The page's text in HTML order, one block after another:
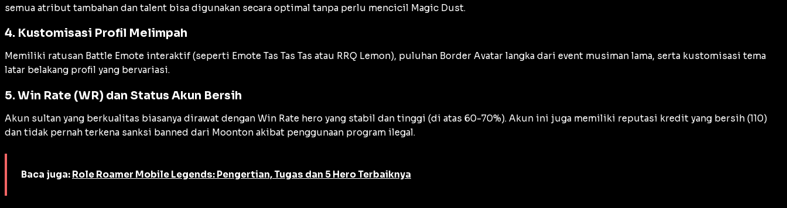
semua atribut tambahan dan talent bisa digunakan secara optimal tanpa perlu mencicil Magic Dust.
4. Kustomisasi Profil Melimpah
Memiliki ratusan Battle Emote interaktif (seperti Emote Tas Tas Tas atau RRQ Lemon), puluhan Border Avatar langka dari event musiman lama, serta kustomisasi tema
latar belakang profil yang bervariasi.
5. Win Rate (WR) dan Status Akun Bersih
Akun sultan yang berkualitas biasanya dirawat dengan Win Rate hero yang stabil dan tinggi (di atas 60-70%). Akun ini juga memiliki reputasi kredit yang bersih (110)
dan tidak pernah terkena sanksi banned dari Moonton akibat penggunaan program ilegal.
Baca juga: Role Roamer Mobile Legends: Pengertian, Tugas dan 5 Hero Terbaiknya